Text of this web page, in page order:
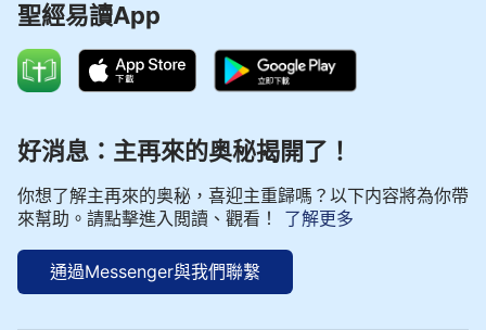
聖經易讀App
好消息：主再來的奥秘揭開了！
你想了解主再來的奥秘，喜迎主重歸嗎？以下内容將為你帶
來幫助。請點擊進入閲讀、觀看！
了解更多
通過Messenger與我們聯繫